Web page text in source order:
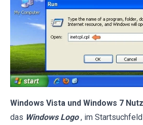
Windows Vista und Windows 7
das Windows Logo , im